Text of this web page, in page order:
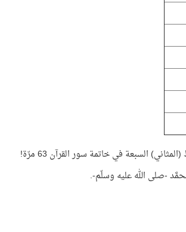
السبعة في خاتمة سور القرآن 63 مرّة!
-صلى الله عليه وسلّم-.